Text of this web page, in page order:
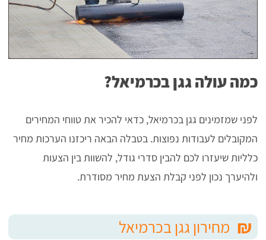
כמה עולה גגן בכרמיאל?
לפני שמזמינים גגן בכרמיאל, כדאי להכיר את טווחי המחירים
המקובלים לעבודות נפוצות. בטבלה הבאה ריכזנו הערכות מחיר
כלליות שיעזרו לכם להבין סדרי גודל, להשוות בין הצעות
ולהיערך נכון לפני קבלת הצעת מחיר מסודרת.
₪ מחירון גגן בכרמיאל